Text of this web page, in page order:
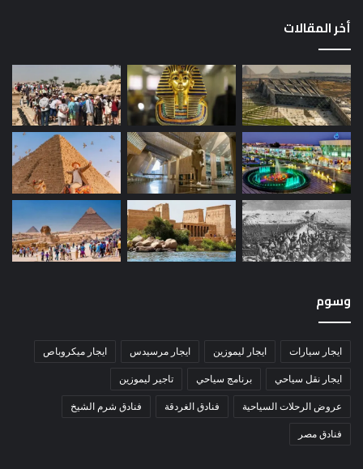
أخر المقالات
وسوم
ايجار سيارات ايجار ليموزين ايجار مرسيدس ايجار ميكروباص
ايجار نقل سياحي برنامج سياحي تاجير ليموزين
عروض الرحلات السياحية فنادق الغردقة فنادق شرم الشيخ
فنادق مصر